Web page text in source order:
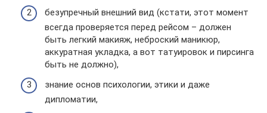
безупречный внешний вид (кстати, этот момент
всегда проверяется перед рейсом – должен
быть легкий макияж, неброский маникюр,
аккуратная укладка, а вот татуировок и пирсинга
быть не должно),
знание основ психологии, этики и даже
дипломатии,